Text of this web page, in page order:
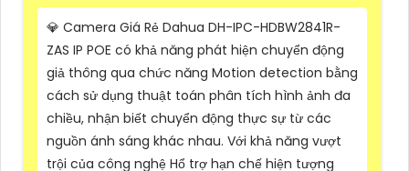
💎 Camera Giá Rẻ Dahua DH-IPC-HDBW2841R-
ZAS IP POE có khả năng phát hiện chuyển động
giả thông qua chức năng Motion detection bằng
cách sử dụng thuật toán phân tích hình ảnh đa
chiều, nhận biết chuyển động thực sự từ các
nguồn ánh sáng khác nhau. Với khả năng vượt
trội của công nghệ Hổ trợ hạn chế hiện tượng